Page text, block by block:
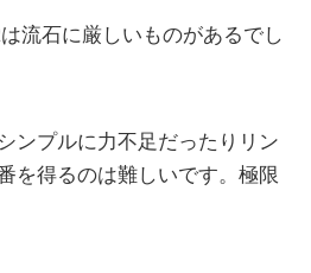
流石に厳しいものがあるでし
ンプルに力不足だったりリン
を得るのは難しいです。極限